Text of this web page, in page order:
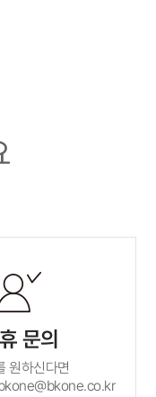
문의
원하신다면